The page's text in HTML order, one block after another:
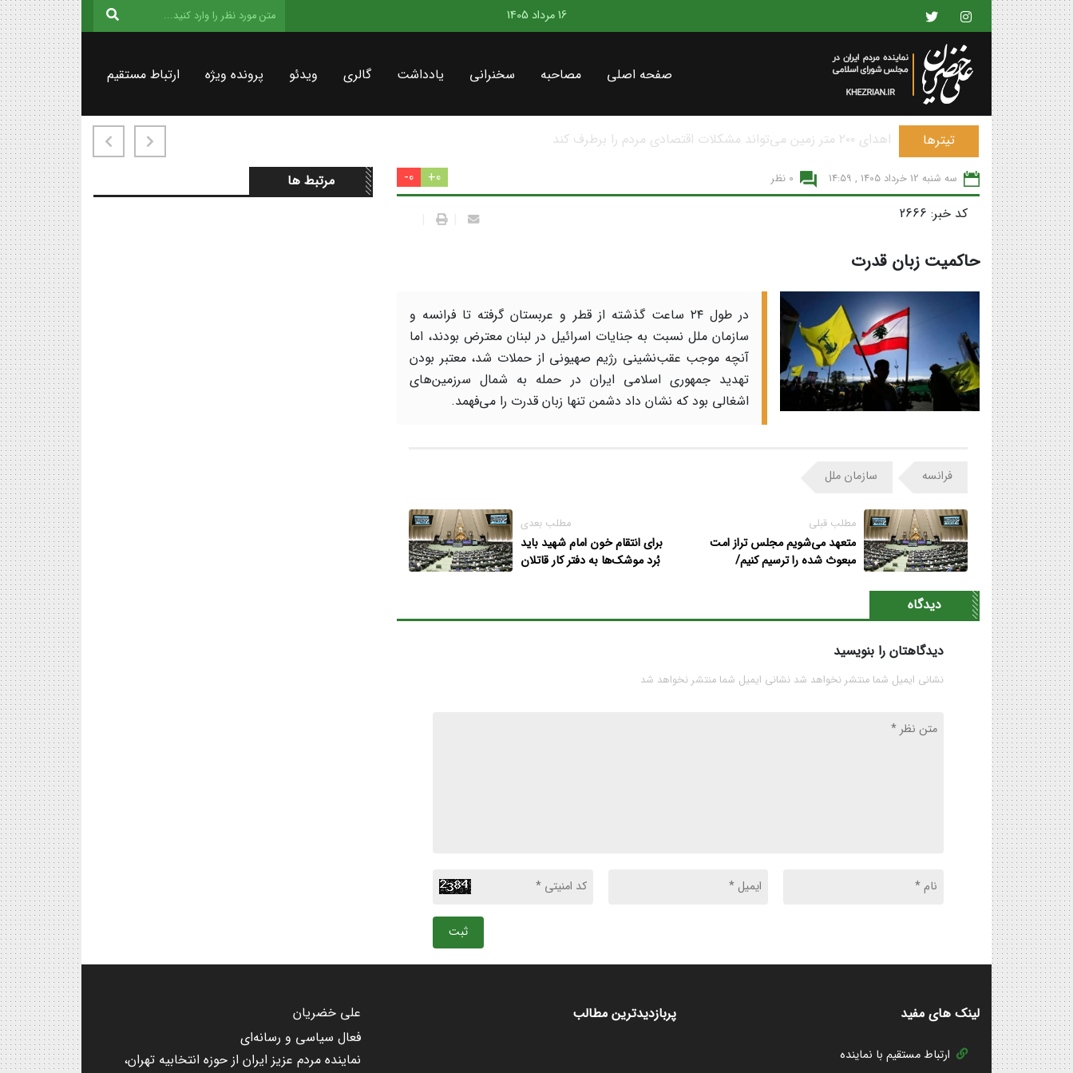
16 مرداد 1405
صفحه اصلی مصاحبه سخنرانی یادداشت گالری ویدئو پرونده ویژه ارتباط مستقیم
تیترها پیشنهاد ساخت شهرهای حکمرانی در سطح کشور
سه شنبه 12 خرداد 1405 , 14:59 0 نظر 0+
0-
کد خبر: 2666
حاکمیت زبان قدرت
در طول ۲۴ ساعت گذشته از قطر و عربستان گرفته تا فرانسه و
سازمان ملل نسبت به جنایات اسرائیل در لبنان معترض بودند، اما
آنچه موجب عقب‌نشینی رژیم صهیونی از حملات شد، معتبر بودن
تهدید جمهوری اسلامی ایران در حمله به شمال سرزمین‌های
اشغالی بود که نشان داد دشمن تنها زبان قدرت را می‌فهمد.
فرانسه سازمان ملل
مطلب قبلی
متعهد می‌شویم مجلس تراز امت
مبعوث شده را ترسیم کنیم/
مطلب بعدی
برای انتقام خون امام شهید باید
بُرد موشک‌ها به دفتر کار قاتلان
دیدگاه
دیدگاهتان را بنویسید
نشانی ایمیل شما منتشر نخواهد شد نشانی ایمیل شما منتشر نخواهد شد
ثبت
مرتبط ها
لینک های مفید
ارتباط مستقیم با نماینده
پربازدیدترین مطالب
علی خضریان
فعال سیاسی و رسانه‌ای
نماینده مردم عزیز ایران از حوزه انتخابیه تهران،